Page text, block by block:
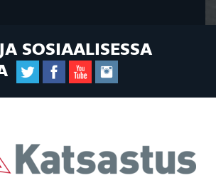
SOSIAALISESSA